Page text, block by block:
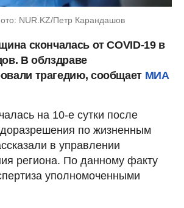
NUR.KZ/Петр Карандашов
скончалась от COVID-19 в
В облздраве
трагедию, сообщает МИА
на 10-е сутки после
по жизненным
в управлении
региона. По данному факту
уполномоченными